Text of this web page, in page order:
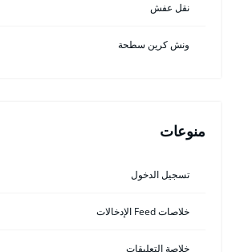
نقل عفش
ونش كرين سطحة
منوعات
تسجيل الدخول
خلاصات Feed الإدخالات
خلاصة التعليقات